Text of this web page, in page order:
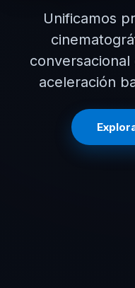
Unificamos
aceleración